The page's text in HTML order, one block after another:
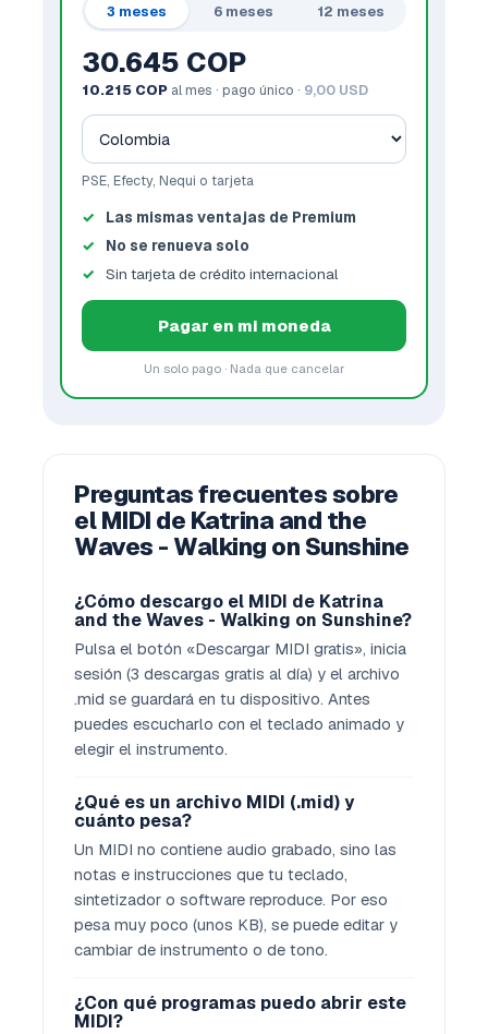
3 meses 6 meses 12 meses
30.645 COP
10.215 COP al mes · pago único · 9,00 USD
PSE, Efecty, Nequi o tarjeta
Las mismas ventajas de Premium
No se renueva solo
Sin tarjeta de crédito internacional
Pagar en mi moneda
Un solo pago · Nada que cancelar
Preguntas frecuentes sobre
el MIDI de Katrina and the
Waves - Walking on Sunshine
¿Cómo descargo el MIDI de Katrina
and the Waves - Walking on Sunshine?
Pulsa el botón «Descargar MIDI gratis», inicia
sesión (3 descargas gratis al día) y el archivo
.mid se guardará en tu dispositivo. Antes
puedes escucharlo con el teclado animado y
elegir el instrumento.
¿Qué es un archivo MIDI (.mid) y
cuánto pesa?
Un MIDI no contiene audio grabado, sino las
notas e instrucciones que tu teclado,
sintetizador o software reproduce. Por eso
pesa muy poco (unos KB), se puede editar y
cambiar de instrumento o de tono.
¿Con qué programas puedo abrir este
MIDI?